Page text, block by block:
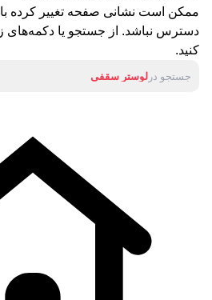
ممکن است نشانی صفحه تغییر کرده
دسترس نباشد. از جستجو یا دکمه‌های
کنید.
جستجو در لوستر سقفی